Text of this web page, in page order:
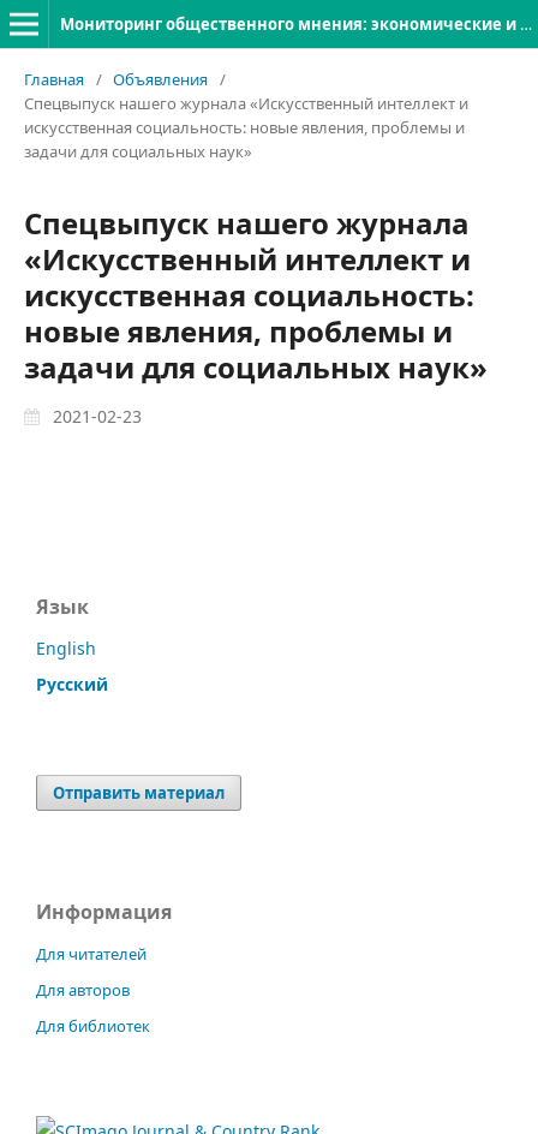
Мониторинг общественного мнения: экономические и социальные перемены
Главная / Объявления /
Cпецвыпуск нашего журнала «Искусственный интеллект и
искусственная социальность: новые явления, проблемы и
задачи для социальных наук»
Cпецвыпуск нашего журнала
«Искусственный интеллект и
искусственная социальность:
новые явления, проблемы и
задачи для социальных наук»
2021-02-23
Язык
English
Русский
Отправить материал
Информация
Для читателей
Для авторов
Для библиотек